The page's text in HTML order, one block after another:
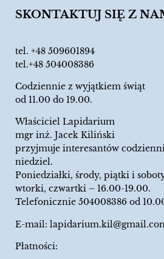
SKONTAKTUJ SIĘ Z
tel. +48 509601894
tel.+48 504008386
Codziennie z wyjątkiem świąt
od 11.00 do 19.00.
Właściciel Lapidarium
mgr inż. Jacek Kiliński
przyjmuje interesantów
niedziel.
Poniedziałki, środy, piątki i
wtorki, czwartki – 16.00-19.00.
Telefonicznie 504008386 od
E-mail:
Płatności: